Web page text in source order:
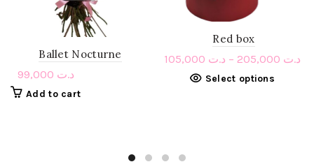
Ballet Nocturne
د.ت
Add to cart
Red box
د.ت – د.ت
Select options